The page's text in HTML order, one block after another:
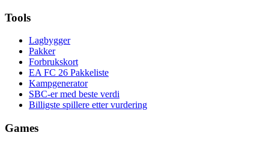
Tools
Lagbygger
Pakker
Forbrukskort
EA FC 26 Pakkeliste
Kampgenerator
SBC-er med beste verdi
Billigste spillere etter vurdering
Games